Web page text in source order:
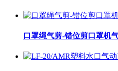
口罩绳气剪-错位剪口罩机